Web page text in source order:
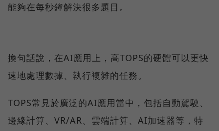
能夠在每秒鐘解決很多題目。
換句話說，在AI應用上，高TOPS的硬體可以更快
速地處理數據、執行複雜的任務。
TOPS常見於廣泛的AI應用當中，包括自動駕駛、
邊緣計算、VR/AR、雲端計算、AI加速器等，特